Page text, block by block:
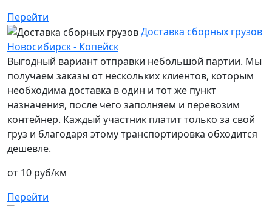
Перейти
Доставка сборных грузов
Новосибирск - Копейск
Выгодный вариант отправки небольшой партии. Мы
получаем заказы от нескольких клиентов, которым
необходима доставка в один и тот же пункт
назначения, после чего заполняем и перевозим
контейнер. Каждый участник платит только за свой
груз и благодаря этому транспортировка обходится
дешевле.
от 10 руб/км
Перейти